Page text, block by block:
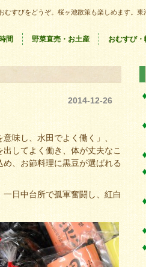
すびをどうぞ。桜ヶ池散策も楽しめます。
間 野菜直売・お土産 おむすび・
2014-12-26
味し、水田でよく働く」、
してよく働き、体が丈夫なこ
、お節料理に黒豆が選ばれる
日中台所で孤軍奮闘し、紅白